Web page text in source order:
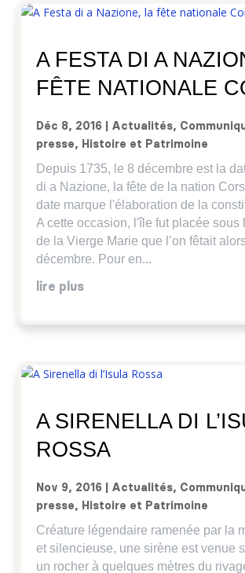
A FESTA DI A
FÊTE NATIONALE
Déc 8, 2016 Actualités,
presse, Histoire et Patrimoine
Depuis 1735, le 8 décembre est la
di a Nazione, la fête de la nation
date marque l'élaboration de la
A cette occasion, l'île fut placée sous
de la Vierge Marie que l’on fêtait
décembre. Pour en...
lire plus
A SIRENELLA DI
ROSSA
Nov 9, 2016 Actualités,
presse, Histoire et Patrimoine
Créature légendaire ramenée par la
et silencieuse, une sirène est venue
un rocher à quelques mètres du